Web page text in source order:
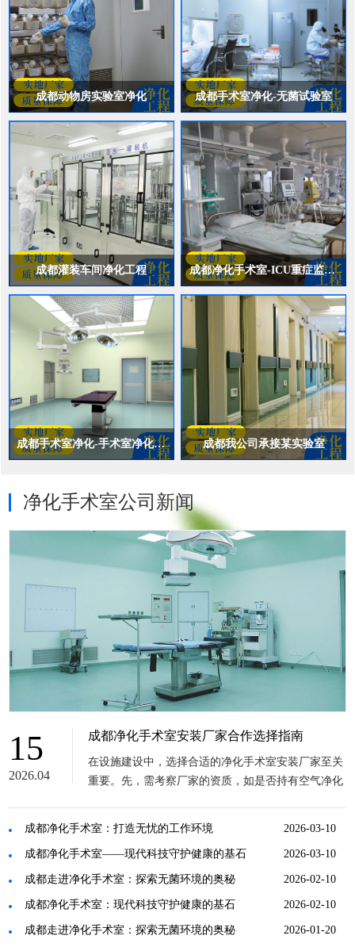
成都动物房实验室净化
爱心铸产品 尽心为客户
咨询电话：15863396666
成都手术室净化-无菌试验室
爱心铸产品 尽心为客户
咨询电话：15863396666
成都灌装车间净化工程
爱心铸产品 尽心为客户
咨询电话：15863396666
成都净化手术室-ICU重症监护室净化
爱心铸产品 尽心为客户
咨询电话：15863396666
成都手术室净化-手术室净化工程
咨询电话：15863396666
成都我公司承接某实验室
净化手术室公司新闻
15
2026.04
成都净化手术室安装厂家合作选择指南
在设施建设中，选择合适的净化手术室安装厂家至关
重要。先，需考察厂家的资质，如是否持有空气净化
成都净化手术室：打造无忧的工作环境 2026-03-10
成都净化手术室——现代科技守护健康的基石 2026-03-10
成都走进净化手术室：探索无菌环境的奥秘 2026-02-10
成都净化手术室：现代科技守护健康的基石 2026-02-10
成都走进净化手术室：探索无菌环境的奥秘 2026-01-20